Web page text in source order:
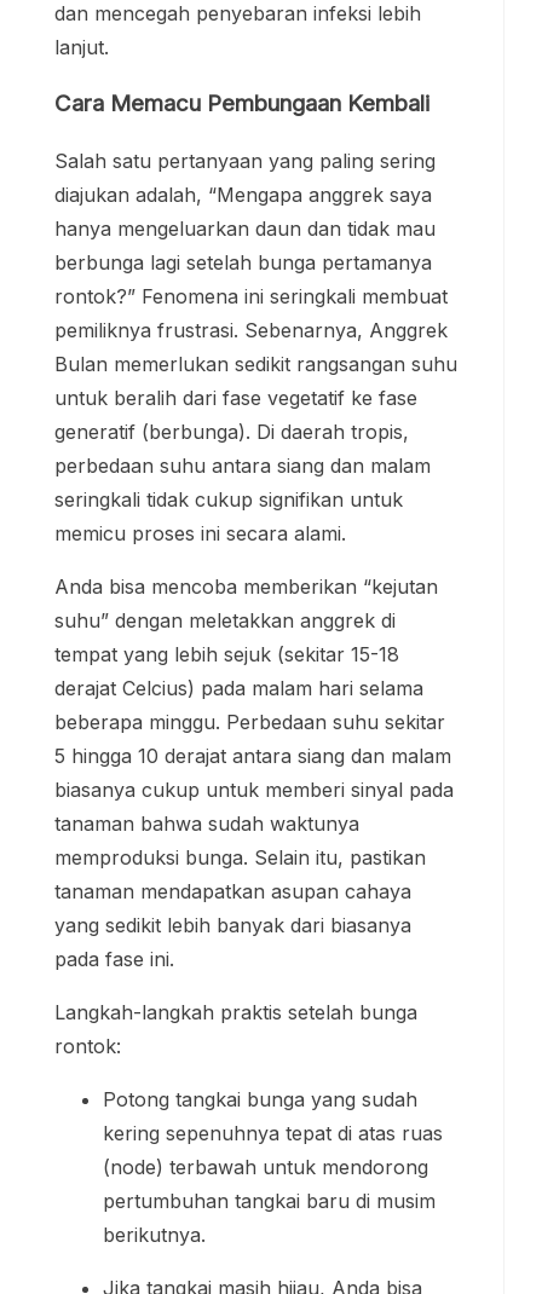
dan mencegah penyebaran infeksi lebih
lanjut.
Cara Memacu Pembungaan Kembali
Salah satu pertanyaan yang paling sering
diajukan adalah, “Mengapa anggrek saya
hanya mengeluarkan daun dan tidak mau
berbunga lagi setelah bunga pertamanya
rontok?” Fenomena ini seringkali membuat
pemiliknya frustrasi. Sebenarnya, Anggrek
Bulan memerlukan sedikit rangsangan suhu
untuk beralih dari fase vegetatif ke fase
generatif (berbunga). Di daerah tropis,
perbedaan suhu antara siang dan malam
seringkali tidak cukup signifikan untuk
memicu proses ini secara alami.
Anda bisa mencoba memberikan “kejutan
suhu” dengan meletakkan anggrek di
tempat yang lebih sejuk (sekitar 15-18
derajat Celcius) pada malam hari selama
beberapa minggu. Perbedaan suhu sekitar
5 hingga 10 derajat antara siang dan malam
biasanya cukup untuk memberi sinyal pada
tanaman bahwa sudah waktunya
memproduksi bunga. Selain itu, pastikan
tanaman mendapatkan asupan cahaya
yang sedikit lebih banyak dari biasanya
pada fase ini.
Langkah-langkah praktis setelah bunga
rontok:
Potong tangkai bunga yang sudah
kering sepenuhnya tepat di atas ruas
(node) terbawah untuk mendorong
pertumbuhan tangkai baru di musim
berikutnya.
Jika tangkai masih hijau, Anda bisa